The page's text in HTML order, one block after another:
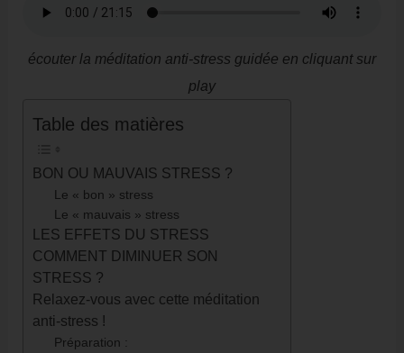
écouter la méditation anti-stress guidée en cliquant sur
play
Table des matières
BON OU MAUVAIS STRESS ?
Le « bon » stress
Le « mauvais » stress
LES EFFETS DU STRESS
COMMENT DIMINUER SON
STRESS ?
Relaxez-vous avec cette méditation
anti-stress !
Préparation :